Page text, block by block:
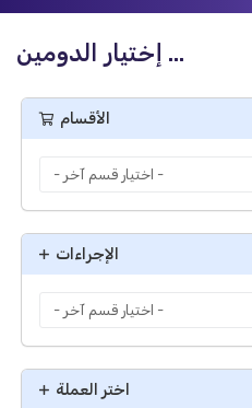
إختيار الدومين ...
الأقسام
الإجراءات
اختر العملة